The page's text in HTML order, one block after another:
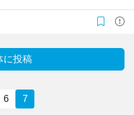
に投稿
6 7